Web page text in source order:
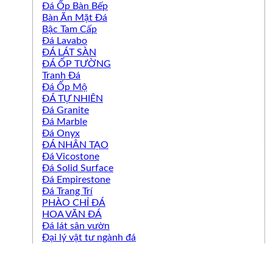
Đá Ốp Bàn Bếp
Bàn Ăn Mặt Đá
Bậc Tam Cấp
Đá Lavabo
ĐÁ LÁT SÀN
ĐÁ ỐP TƯỜNG
Tranh Đá
Đá Ốp Mộ
ĐÁ TỰ NHIÊN
Đá Granite
Đá Marble
Đá Onyx
ĐÁ NHÂN TẠO
Đá Vicostone
Đá Solid Surface
Đá Empirestone
Đá Trang Trí
PHÀO CHỈ ĐÁ
HOA VĂN ĐÁ
Đá lát sân vườn
Đại lý vật tư ngành đá